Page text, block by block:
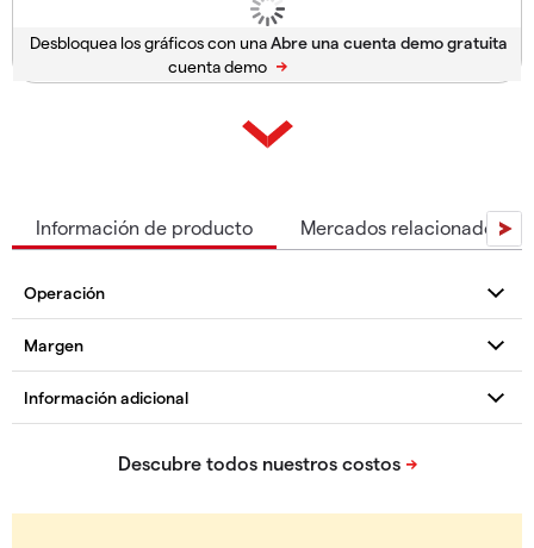
Desbloquea los gráficos con una
cuenta demo
Información de producto Mercados relacionados